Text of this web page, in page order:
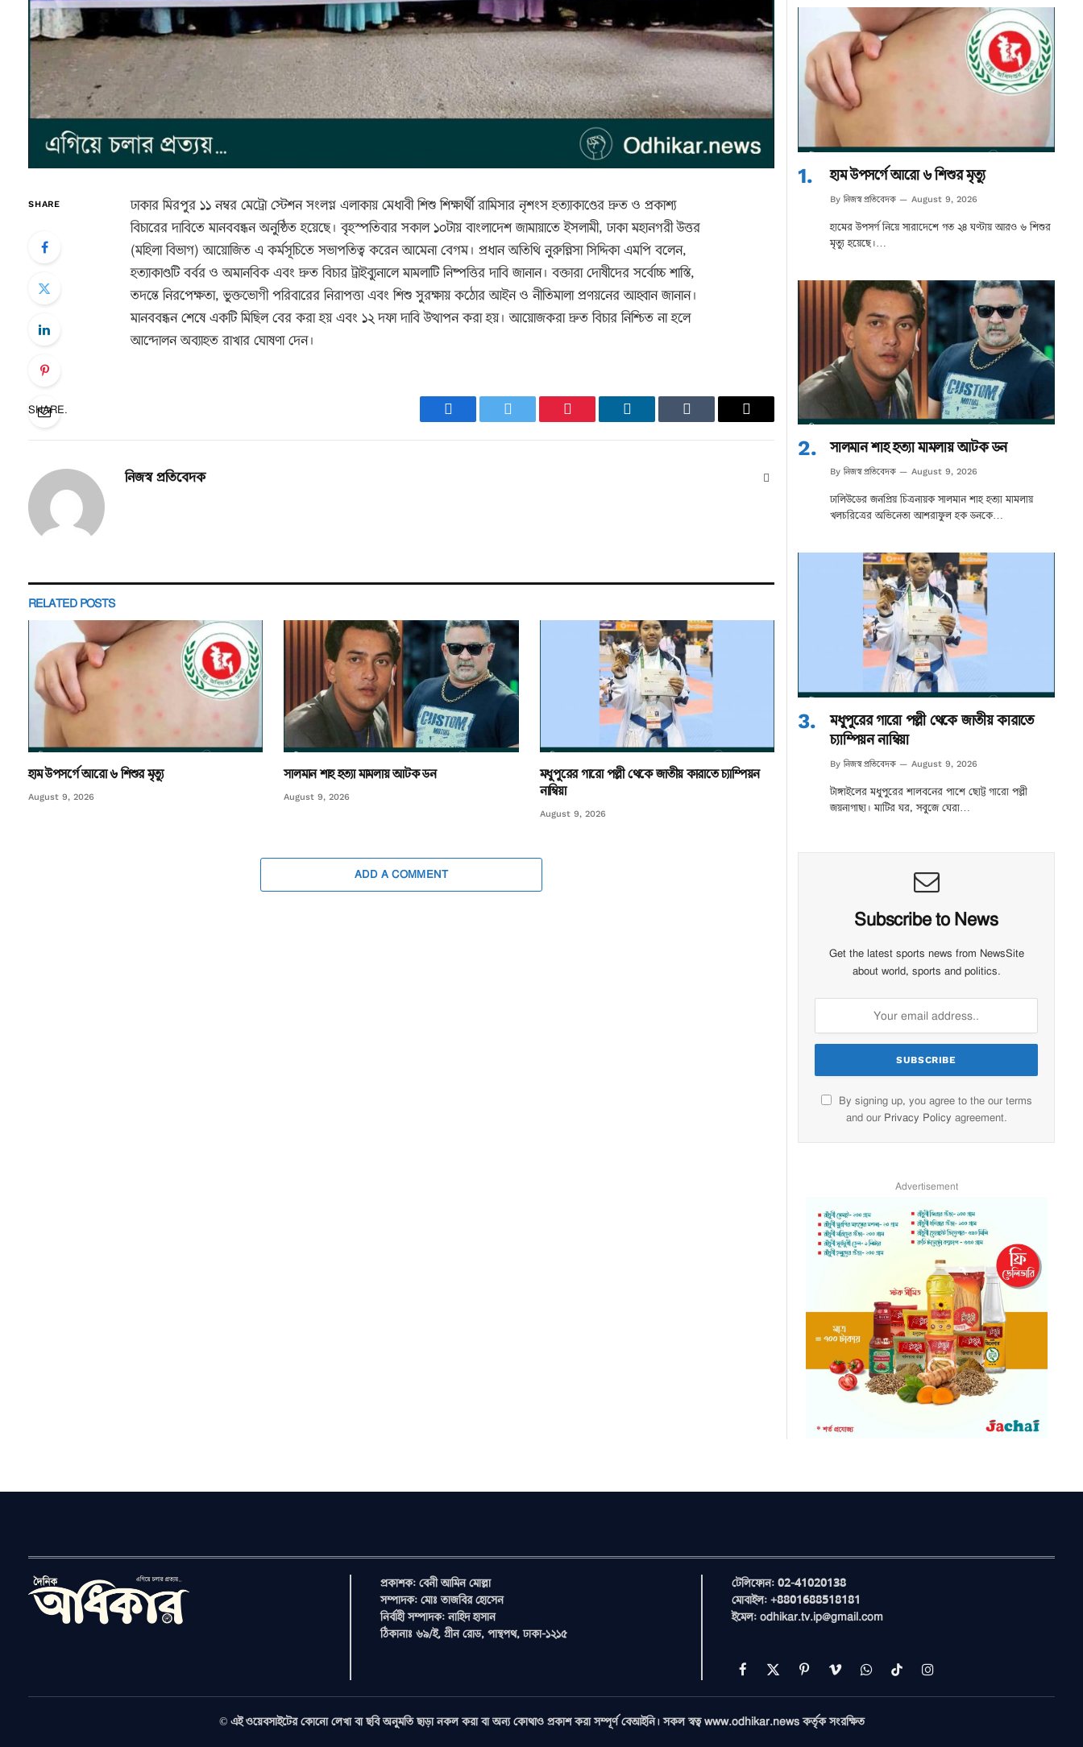
SHARE
ঢাকার মিরপুর ১১ নম্বর মেট্রো স্টেশন সংলগ্ন এলাকায় মেধাবী শিশু শিক্ষার্থী রামিসার নৃশংস হত্যাকাণ্ডের দ্রুত ও প্রকাশ্য
বিচারের দাবিতে মানববন্ধন অনুষ্ঠিত হয়েছে। বৃহস্পতিবার সকাল ১০টায় বাংলাদেশ জামায়াতে ইসলামী, ঢাকা মহানগরী উত্তর
(মহিলা বিভাগ) আয়োজিত এ কর্মসূচিতে সভাপতিত্ব করেন আমেনা বেগম। প্রধান অতিথি নুরুন্নিসা সিদ্দিকা এমপি বলেন,
হত্যাকাণ্ডটি বর্বর ও অমানবিক এবং দ্রুত বিচার ট্রাইব্যুনালে মামলাটি নিষ্পত্তির দাবি জানান। বক্তারা দোষীদের সর্বোচ্চ শাস্তি,
তদন্তে নিরপেক্ষতা, ভুক্তভোগী পরিবারের নিরাপত্তা এবং শিশু সুরক্ষায় কঠোর আইন ও নীতিমালা প্রণয়নের আহ্বান জানান।
মানববন্ধন শেষে একটি মিছিল বের করা হয় এবং ১২ দফা দাবি উত্থাপন করা হয়। আয়োজকরা দ্রুত বিচার নিশ্চিত না হলে
আন্দোলন অব্যাহত রাখার ঘোষণা দেন।
SHARE.
FacebookTwitter PinterestLinkedIn Tumblr Email
নিজস্ব প্রতিবেদক
RELATED POSTS
হাম উপসর্গে আরো ৬ শিশুর মৃত্যু
August 9, 2026
সালমান শাহ হত্যা মামলায় আটক ডন
August 9, 2026
মধুপুরের গারো পল্লী থেকে জাতীয় কারাতে চ্যাম্পিয়ন
নাম্বিয়া
August 9, 2026
ADD A COMMENT
হাম উপসর্গে আরো ৬ শিশুর মৃত্যু
By নিজস্ব প্রতিবেদক August 9, 2026
হামের উপসর্গ নিয়ে সারাদেশে গত ২৪ ঘণ্টায় আরও ৬ শিশুর
মৃত্যু হয়েছে।…
সালমান শাহ হত্যা মামলায় আটক ডন
By নিজস্ব প্রতিবেদক August 9, 2026
ঢালিউডের জনপ্রিয় চিত্রনায়ক সালমান শাহ হত্যা মামলায়
খলচরিত্রের অভিনেতা আশরাফুল হক ডনকে…
মধুপুরের গারো পল্লী থেকে জাতীয় কারাতে
চ্যাম্পিয়ন নাম্বিয়া
By নিজস্ব প্রতিবেদক August 9, 2026
টাঙ্গাইলের মধুপুরের শালবনের পাশে ছোট্ট গারো পল্লী
জয়নাগাছা। মাটির ঘর, সবুজে ঘেরা…
Subscribe to News
Get the latest sports news from NewsSite
about world, sports and politics.
By signing up, you agree to the our terms
and our Privacy Policy agreement.
Advertisement
প্রকাশক: বেনী আমিন মোল্লা
সম্পাদক: মোঃ তাজবির হোসেন
নির্বাহী সম্পাদক: নাহিদ হাসান
ঠিকানাঃ ৬৯/ই, গ্রীন রোড, পান্থপথ, ঢাকা-১২১৫
টেলিফোন: 02-41020138
মোবাইল: +8801688518181
ইমেল: odhikar.tv.ip@gmail.com
Facebook
X
(Twitter)
PinterestVimeoWhatsAppTikTokInstagram
© এই ওয়েবসাইটের কোনো লেখা বা ছবি অনুমতি ছাড়া নকল করা বা অন্য কোথাও প্রকাশ করা সম্পূর্ণ বেআইনি। সকল স্বত্ব www.odhikar.news কর্তৃক সংরক্ষিত